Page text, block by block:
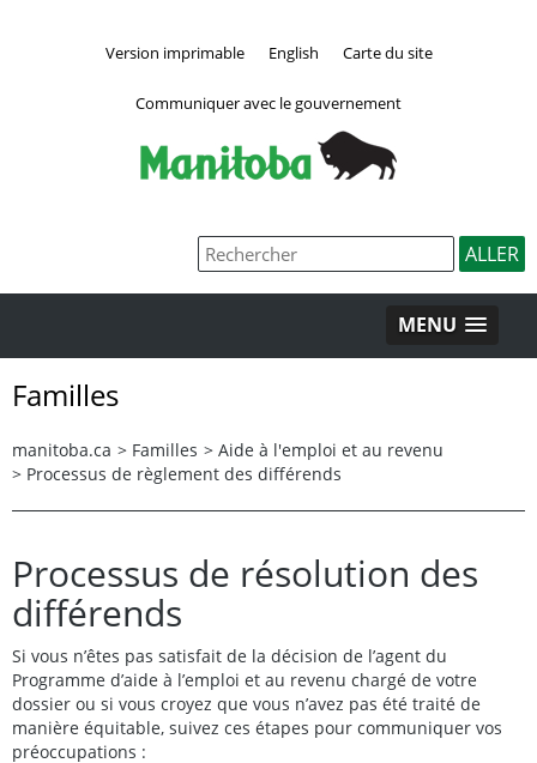
Version imprimable English Carte du site
Communiquer avec le gouvernement
MENU
Familles
manitoba.ca > Familles > Aide à l'emploi et au revenu
> Processus de règlement des différends
Processus de résolution des
différends
Si vous n’êtes pas satisfait de la décision de l’agent du
Programme d’aide à l’emploi et au revenu chargé de votre
dossier ou si vous croyez que vous n’avez pas été traité de
manière équitable, suivez ces étapes pour communiquer vos
préoccupations :